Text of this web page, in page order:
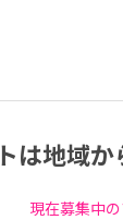
は地域
現在募集中